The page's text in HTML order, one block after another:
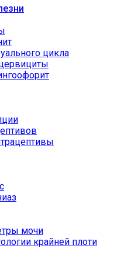
цикла
мочи
крайней плоти